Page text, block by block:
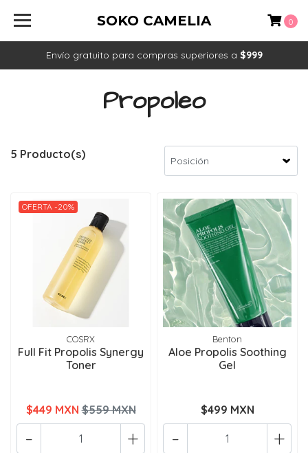
Envío gratuito para compras superiores a $999
SOKO CAMELIA 0
Propoleo
5 Producto(s)
OFERTA -20%
COSRX
Full Fit Propolis Synergy
Toner
$449 MXN $559 MXN
+
-
Benton
Aloe Propolis Soothing
Gel
$499 MXN
+
-